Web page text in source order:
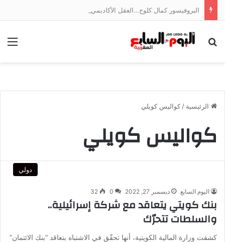
بحث عن
الرئيسية / كواليس كويلي
كواليس كويلي
دولي
اليوم السابع ديسمبر 27, 2022 0
32
بنك كويتي يتعاقد مع شركة إسرائيلية..
والسلطات تتحرّك
كشفت وزارة المالية الكويتية، أنها تحقّق في الاشتباه بتعاقد “بنك الائتمان”